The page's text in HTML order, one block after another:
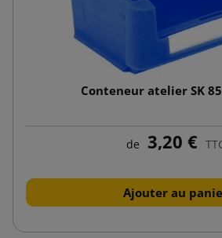
Conteneur atelier SK
de 3,20 €
Ajouter au